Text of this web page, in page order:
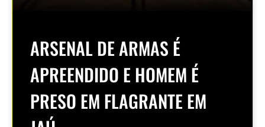
ARSENAL DE ARMAS É
APREENDIDO E HOMEM É
PRESO EM FLAGRANTE EM